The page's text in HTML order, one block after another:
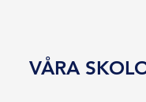
VÅRA